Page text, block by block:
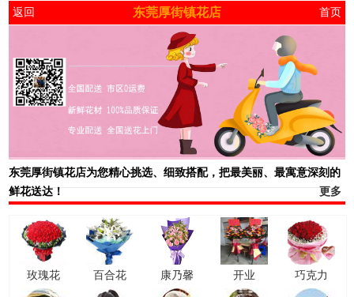
返回 东莞厚街镇花店 首页
东莞厚街镇花店为您精心挑选、细致搭配，把最美丽、最寓意深刻的
鲜花送达！
更多
玫瑰花 百合花 康乃馨 开业 巧克力